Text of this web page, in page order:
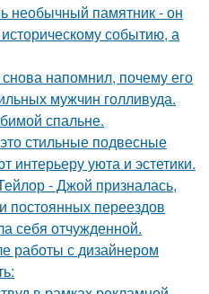
необычный памятник - он
событию, а
напомнил, почему его
мужчин голливуда.
спальне.
стильные подвесные
интерьеру уюта и эстетики.
- Джой призналась,
постоянных переездов
себя отчужденной.
работы с дизайнером